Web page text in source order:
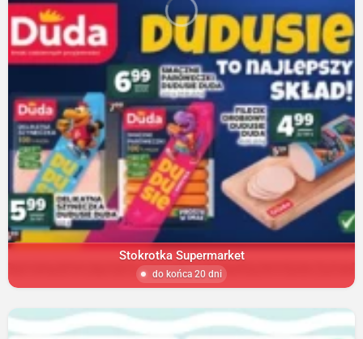
Stokrotka Supermarket
do końca 20 dni